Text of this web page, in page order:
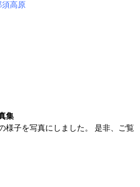
集
様子を写真にしました。 是非、ご覧